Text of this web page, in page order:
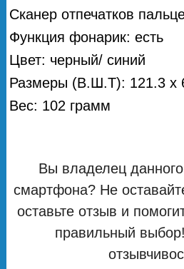
Сканер отпечатков
Функция фонарик: есть
Цвет: черный/ синий
Размеры (В.Ш.Т): 121.3 x
Вес: 102 грамм
Вы владелец
смартфона? Не
оставьте отзыв и
правильный